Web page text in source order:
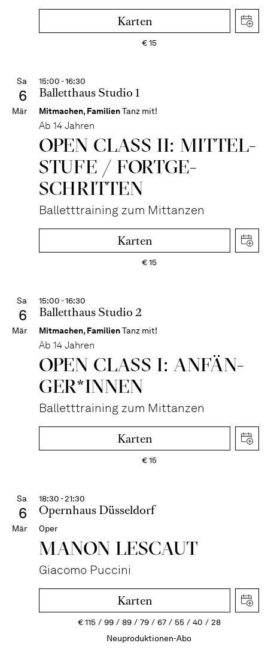
Karten
€15
Sa
6
Mär
15:00 - 16:30
Balletthaus Studio 1
Mitmachen, FamilienTanz mit!
Ab 14 Jahren
OPEN CLASS II: MITTEL­
STUFE / FORT­GE­
SCHRITTEN
Balletttraining zum Mittanzen
Karten
€15
Sa
6
Mär
15:00 - 16:30
Balletthaus Studio 2
Mitmachen, FamilienTanz mit!
Ab 14 Jahren
OPEN CLASS I: ANFÄN­
GER*IN­NEN
Balletttraining zum Mittanzen
Karten
€15
Sa
6
Mär
18:30 - 21:30
Opernhaus Düsseldorf
Oper
MANON LESCAUT
Giacomo Puccini
Karten
€115 99 89 79 67 55 40
28
Neuproduktionen-Abo